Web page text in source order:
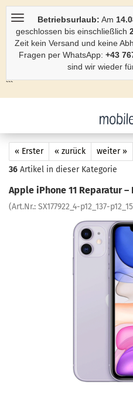
Betriebsurlaub: Am
geschlossen bis einschließlich
Zeit kein Versand und keine
Fragen per WhatsApp: +43
sind wir wieder
```
« Erster « zurück weiter »
36 Artikel in dieser Kategorie
Apple iPho­ne 11 Re­pa­ra­tur
(Art.Nr.: SX177922_4-​p12_137-